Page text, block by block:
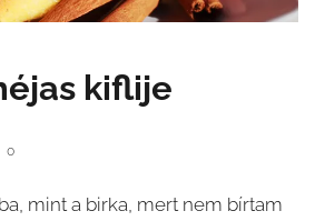
kiflije
0
mint a birka, mert nem bírtam